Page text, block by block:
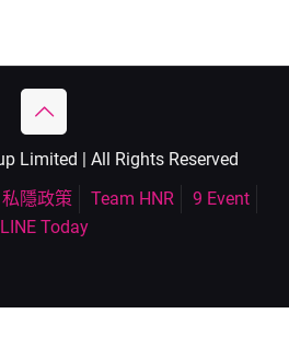
Limited | All Rights Reserved
私隱政策 Team HNR
9 Event
LINE Today